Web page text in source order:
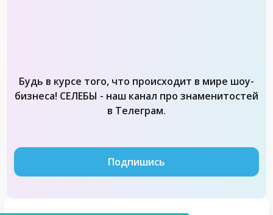
Будь в курсе того, что происходит в мире шоу-
бизнеса! СЕЛЕБЫ - наш канал про знаменитостей
в Телеграм.
Подпишись